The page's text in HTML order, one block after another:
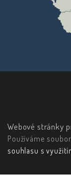
Webové stránky
Používáme
souhlasu s